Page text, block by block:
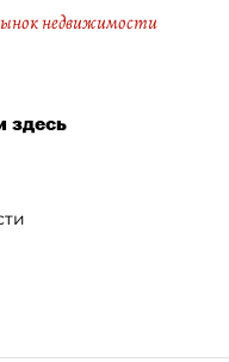
недвижимости
здесь